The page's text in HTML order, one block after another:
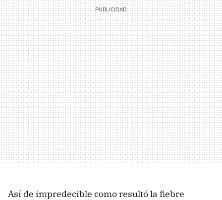
Así de impredecible como resultó la fiebre